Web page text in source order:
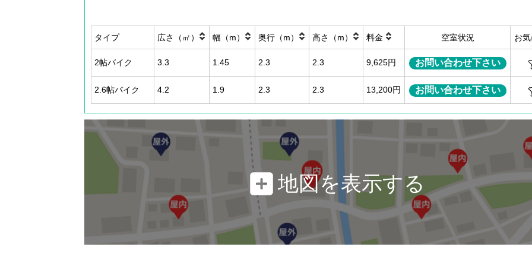
タイプ 広さ（㎡） 幅（m） 奥行（m） 高さ（m） 料金 空室状況 お
2帖バイク 3.3 1.45 2.3 2.3 9,625円 お問い合わせ下さい
2.6帖バイク 4.2 1.9 2.3 2.3 13,200円 お問い合わせ下さい
地図を表示する